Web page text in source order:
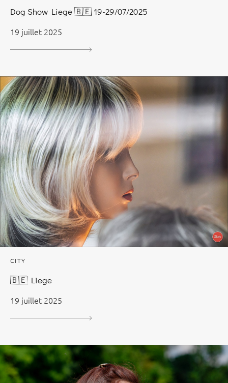
Dog Show Liege 🇧🇪 19-29/07/2025
19 juillet 2025
CITY
🇧🇪 Liege
19 juillet 2025